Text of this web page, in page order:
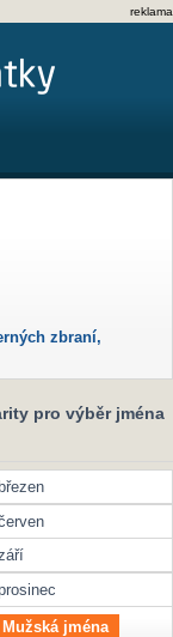
reklama
zbraní,
pro výběr jména
březen
Mužská jména